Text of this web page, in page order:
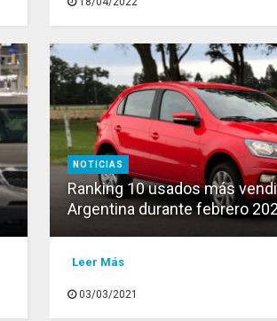
NOTICIAS
Ranking 10 usados más
Argentina durante febrero
Leer Más
03/03/2021